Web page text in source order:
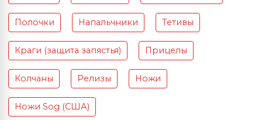
Полочки Напальчники Тетивы
Краги (защита запястья) Прицелы
Колчаны Релизы Ножи
Ножи Sog (США)